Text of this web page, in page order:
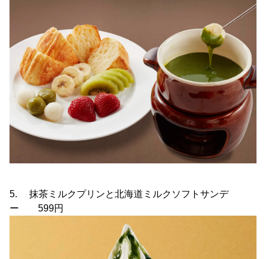
5. 抹茶ミルクプリンと北海道ミルクソフトサンデ
ー 599円